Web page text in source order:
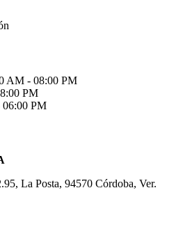
AM - 08:00 PM
PM
06:00 PM
La Posta, 94570 Córdoba, Ver.